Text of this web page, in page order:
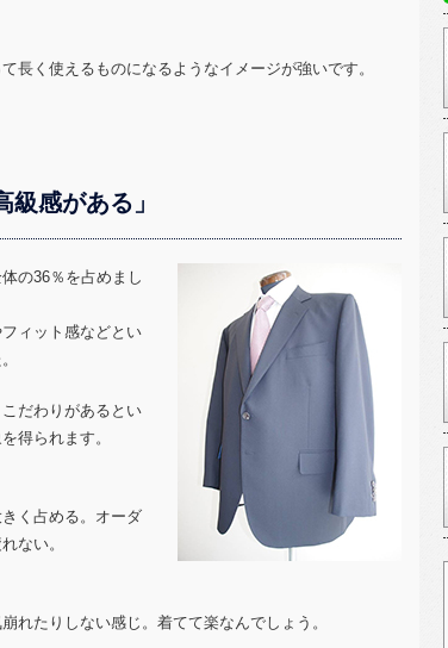
長く使えるものになるようなイメージが強いです。
感がある」
の36％を占めまし
ィット感などとい
だわりがあるとい
得られます。
く占める。オーダ
ない。
れたりしない感じ。着てて楽なんでしょう。